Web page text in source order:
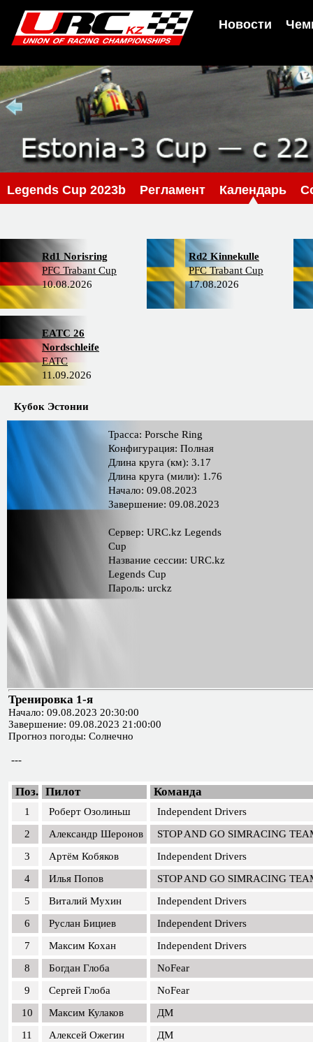
Новости
Legends Cup 2023b Регламент Календарь
Rd1 Norisring
PFC Trabant Cup
10.08.2026
Rd2 Kinnekulle
PFC Trabant Cup
17.08.2026
EATC 26
Nordschleife
EATC
11.09.2026
Кубок Эстонии
Трасса: Porsche Ring
Конфигурация: Полная
Длина круга (км): 3.17
Длина круга (мили): 1.76
Начало: 09.08.2023
Завершение: 09.08.2023
Сервер: URC.kz Legends
Cup
Название сессии: URC.kz
Legends Cup
Пароль: urckz
Тренировка 1-я
Начало: 09.08.2023 20:30:00
Завершение: 09.08.2023 21:00:00
Прогноз погоды: Солнечно
---
Поз. Пилот Команда
1 Роберт Озолиньш
Independent Drivers
2
Александр Шеронов
STOP AND GO SIMRACING
3
Артём Кобяков
Independent Drivers
4
Илья Попов
STOP AND GO SIMRACING
5
Виталий Мухин
Independent Drivers
6
Руслан Бициев
Independent Drivers
7
Максим Кохан
Independent Drivers
8
Богдан Глоба
NoFear
9
Сергей Глоба
NoFear
10
Максим Кулаков
ДМ
11
Алексей Ожегин ДМ